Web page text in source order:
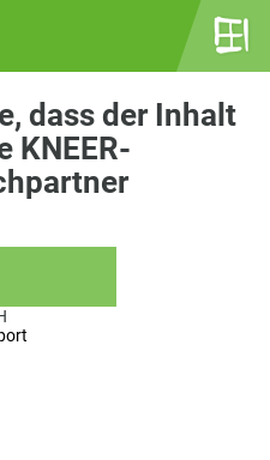
dass der Inhalt
KNEER-